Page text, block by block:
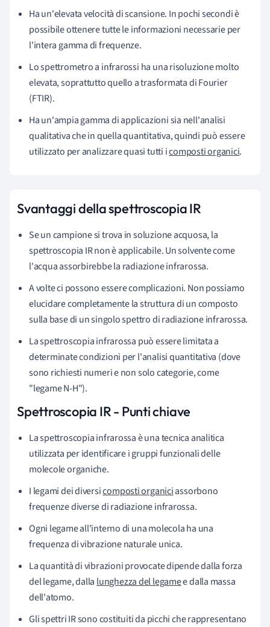
Ha un'elevata velocità di scansione. In pochi secondi è
possibile ottenere tutte le informazioni necessarie per
l'intera gamma di frequenze.
Lo spettrometro a infrarossi ha una risoluzione molto
elevata, soprattutto quello a trasformata di Fourier
(FTIR).
Ha un'ampia gamma di applicazioni sia nell'analisi
qualitativa che in quella quantitativa, quindi può essere
utilizzato per analizzare quasi tutti icomposti organici.
Svantaggi della spettroscopia IR
Se un campione si trova in soluzione acquosa, la
spettroscopia IR non è applicabile. Un solvente come
l'acqua assorbirebbe la radiazione infrarossa.
A volte ci possono essere complicazioni. Non possiamo
elucidare completamente la struttura di un composto
sulla base di un singolo spettro di radiazione infrarossa.
La spettroscopia infrarossa può essere limitata a
determinate condizioni per l'analisi quantitativa (dove
sono richiesti numeri e non solo categorie, come
"legame N-H").
Spettroscopia IR - Punti chiave
La spettroscopia infrarossa è una tecnica analitica
utilizzata per identificare i gruppi funzionali delle
molecole organiche.
I legami dei diversicomposti organiciassorbono
frequenze diverse di radiazione infrarossa.
Ogni legame all'interno di una molecola ha una
frequenza di vibrazione naturale unica.
La quantità di vibrazioni provocate dipende dalla forza
del legame, dalla lunghezza del legamee dalla massa
dell'atomo.
Gli spettri IR sono costituiti da picchi che rappresentano